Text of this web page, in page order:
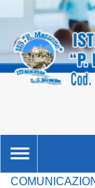
TOGGLE
NAVIGATION